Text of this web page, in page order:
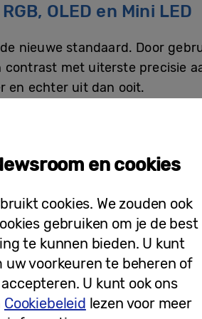
OLED en Mini LED
de nieuwe standaard. Door
contrast met uiterste precisie
en echter uit dan ooit.
.
meest gerenommeerde
metalen afwerking die het
naar de S99H, S95H en
de nieuweMini LED-
beeldkwaliteit met
ervaring bij gaming en
en cookies
cookies. We zouden ook
gebruiken om je de best
te kunnen bieden. U kunt
uw voorkeuren te beheren of
U kunt ook ons
Cookiebeleid lezen voor meer